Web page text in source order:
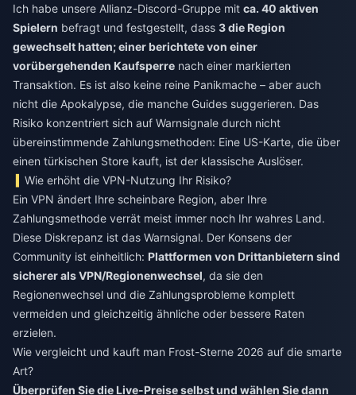
Ich habe unsere Allianz-Discord-Gruppe mit ca. 40 aktiven
Spielern befragt und festgestellt, dass 3 die Region
gewechselt hatten; einer berichtete von einer
vorübergehenden Kaufsperre nach einer markierten
Transaktion. Es ist also keine reine Panikmache – aber auch
nicht die Apokalypse, die manche Guides suggerieren. Das
Risiko konzentriert sich auf Warnsignale durch nicht
übereinstimmende Zahlungsmethoden: Eine US-Karte, die über
einen türkischen Store kauft, ist der klassische Auslöser.
Wie erhöht die VPN-Nutzung Ihr Risiko?
Ein VPN ändert Ihre scheinbare Region, aber Ihre
Zahlungsmethode verrät meist immer noch Ihr wahres Land.
Diese Diskrepanz ist das Warnsignal. Der Konsens der
Community ist einheitlich: Plattformen von Drittanbietern sind
sicherer als VPN/Regionenwechsel, da sie den
Regionenwechsel und die Zahlungsprobleme komplett
vermeiden und gleichzeitig ähnliche oder bessere Raten
erzielen.
Wie vergleicht und kauft man Frost-Sterne 2026 auf die smarte
Art?
Überprüfen Sie die Live-Preise selbst und wählen Sie dann